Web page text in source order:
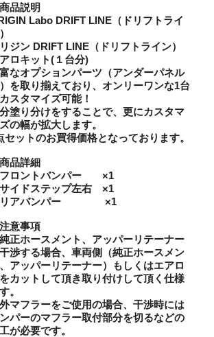
品説明
Labo DRIFT LINE（ドリフトライ
ジン DRIFT LINE（ドリフトライン）
ロキット(１台分)
なオプションパーツ（アンダーパネル
を取り揃えており、オンリーワンな1台
スタマイズ可能！
塗り分けをすることで、更にカスタマ
の幅が拡大します。
セットのお買得価格となっております。
品詳細
フロントバンパー ×1
サイドステップ左右 ×1
リアバンパー ×1
意事項
正ホースメント、アッパーリテーナー
渉する場合、車両側（純正ホースメン
、アッパーリテーナー）もしくはエアロ
カットして頂き取り付けして頂く仕様
。
マフラーをご使用の場合、干渉時には
パーのマフラー取付部分を切るなどの
が必要です。